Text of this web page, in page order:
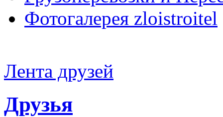
Фотогалерея zloistroitel
Лента друзей
Друзья